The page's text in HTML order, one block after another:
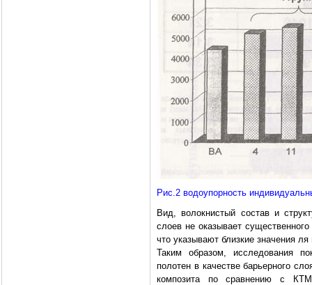
Рис.2 водоупорность
Вид, волокнистый состав и
слоев не оказывает
что указывают близкие значения
Таким образом, исследования
полотен в качестве барьерного
композита по сравнению с